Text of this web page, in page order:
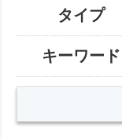
タイプ
キーワード